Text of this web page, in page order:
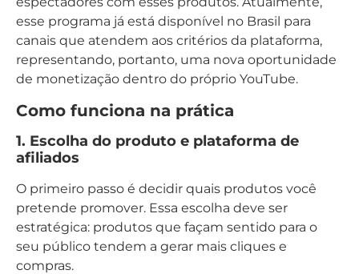
esse programa já está disponível no Brasil para
canais que atendem aos critérios da plataforma,
representando, portanto, uma nova oportunidade
de monetização dentro do próprio YouTube.
Como funciona na prática
1. Escolha do produto e plataforma de
afiliados
O primeiro passo é decidir quais produtos você
pretende promover. Essa escolha deve ser
estratégica: produtos que façam sentido para o
seu público tendem a gerar mais cliques e
compras.